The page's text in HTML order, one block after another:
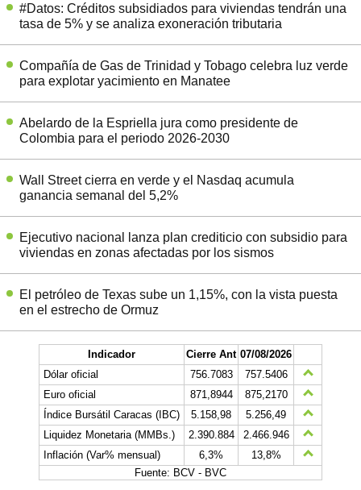
#Datos: Créditos subsidiados para viviendas tendrán una
tasa de 5% y se analiza exoneración tributaria
Compañía de Gas de Trinidad y Tobago celebra luz verde
para explotar yacimiento en Manatee
Abelardo de la Espriella jura como presidente de
Colombia para el periodo 2026-2030
Wall Street cierra en verde y el Nasdaq acumula
ganancia semanal del 5,2%
Ejecutivo nacional lanza plan crediticio con subsidio para
viviendas en zonas afectadas por los sismos
El petróleo de Texas sube un 1,15%, con la vista puesta
en el estrecho de Ormuz
Indicador Cierre Ant 07/08/2026
Dólar oficial
756.7083
757.5406
Euro oficial
871,8944
875,2170
Índice Bursátil Caracas (IBC)
5.158,98
5.256,49
Liquidez Monetaria (MMBs.)
2.390.884
2.466.946
Inflación (Var% mensual)
6,3%
13,8%
Fuente: BCV - BVC